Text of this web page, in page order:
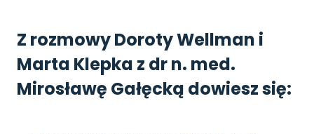
Z rozmowy Doroty Wellman i
Marta Klepka z dr n. med.
Mirosławę Gałęcką dowiesz się: